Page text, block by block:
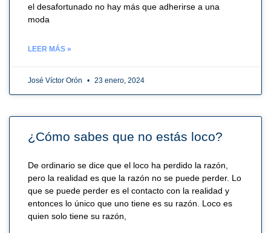
el desafortunado no hay más que adherirse a una
moda
LEER MÁS »
José Víctor Orón 23 enero, 2024
¿Cómo sabes que no estás loco?
De ordinario se dice que el loco ha perdido la razón,
pero la realidad es que la razón no se puede perder. Lo
que se puede perder es el contacto con la realidad y
entonces lo único que uno tiene es su razón. Loco es
quien solo tiene su razón,